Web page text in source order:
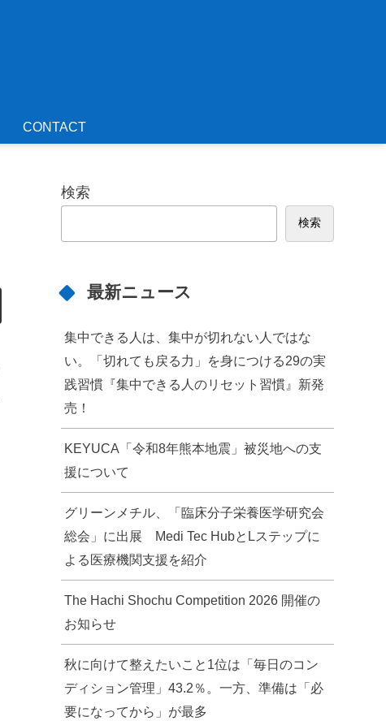
CONTACT
検索
検索
最新ニュース
集中できる人は、集中が切れない人ではな
い。「切れても戻る力」を身につける29の実
践習慣『集中できる人のリセット習慣』新発
売！
KEYUCA「令和8年熊本地震」被災地への支
援について
グリーンメチル、「臨床分子栄養医学研究会
総会」に出展 Medi Tec HubとLステップに
よる医療機関支援を紹介
The Hachi Shochu Competition 2026 開催の
お知らせ
秋に向けて整えたいこと1位は「毎日のコン
ディション管理」43.2％。一方、準備は「必
要になってから」が最多